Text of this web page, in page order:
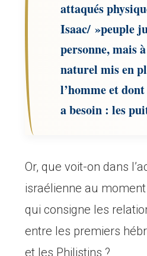
attaqués
Isaac/ »peuple
personne, mais
naturel mis en
l’homme et
a besoin : les
Or, que voit-on dans
israélienne au
qui consigne les
entre les premiers
et les Philistins ?